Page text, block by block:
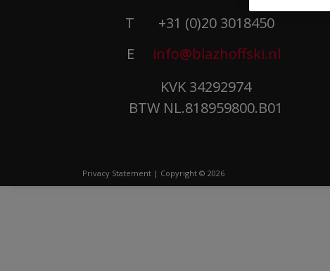
T
+31 (0)20 3018450
E
info@blazhoffski.nl
KVK 34292974
BTW NL.818959800.B01
Privacy Statement | Copyright © 2026